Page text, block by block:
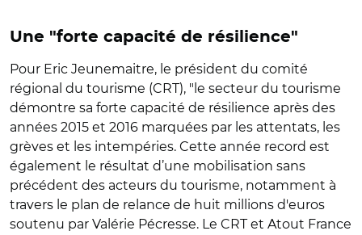
Une "forte capacité de résilience"
Pour Eric Jeunemaitre, le président du comité
régional du tourisme (CRT), "le secteur du tourisme
démontre sa forte capacité de résilience après des
années 2015 et 2016 marquées par les attentats, les
grèves et les intempéries. Cette année record est
également le résultat d’une mobilisation sans
précédent des acteurs du tourisme, notamment à
travers le plan de relance de huit millions d'euros
soutenu par Valérie Pécresse. Le CRT et Atout France